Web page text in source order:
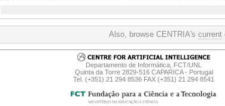
Also, browse CENTRIA's current
Departamento de Informática, FCT/UNL
Quinta da Torre 2829-516 CAPARICA - Portugal
Tel. (+351) 21 294 8536 FAX (+351) 21 294 8541